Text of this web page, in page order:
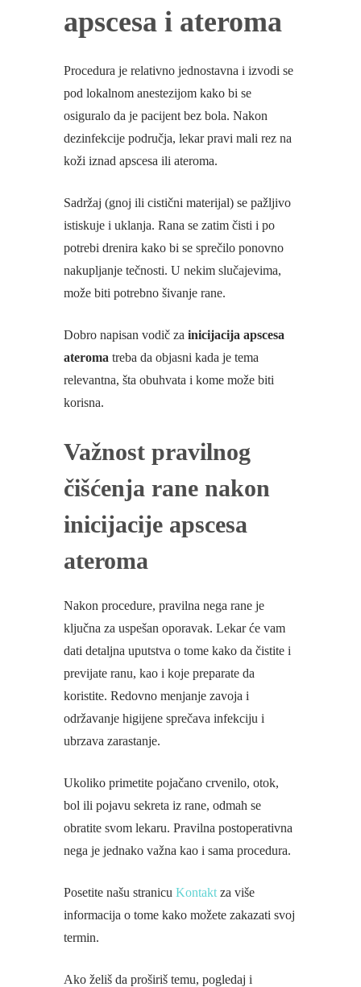
apscesa i ateroma
Procedura je relativno jednostavna i izvodi se
pod lokalnom anestezijom kako bi se
osiguralo da je pacijent bez bola. Nakon
dezinfekcije područja, lekar pravi mali rez na
koži iznad apscesa ili ateroma.
Sadržaj (gnoj ili cistični materijal) se pažljivo
istiskuje i uklanja. Rana se zatim čisti i po
potrebi drenira kako bi se sprečilo ponovno
nakupljanje tečnosti. U nekim slučajevima,
može biti potrebno šivanje rane.
Dobro napisan vodič za inicijacija apscesa
ateroma treba da objasni kada je tema
relevantna, šta obuhvata i kome može biti
korisna.
Važnost pravilnog
čišćenja rane nakon
inicijacije apscesa
ateroma
Nakon procedure, pravilna nega rane je
ključna za uspešan oporavak. Lekar će vam
dati detaljna uputstva o tome kako da čistite i
previjate ranu, kao i koje preparate da
koristite. Redovno menjanje zavoja i
održavanje higijene sprečava infekciju i
ubrzava zarastanje.
Ukoliko primetite pojačano crvenilo, otok,
bol ili pojavu sekreta iz rane, odmah se
obratite svom lekaru. Pravilna postoperativna
nega je jednako važna kao i sama procedura.
Posetite našu stranicu Kontakt za više
informacija o tome kako možete zakazati svoj
termin.
Ako želiš da proširiš temu, pogledaj i